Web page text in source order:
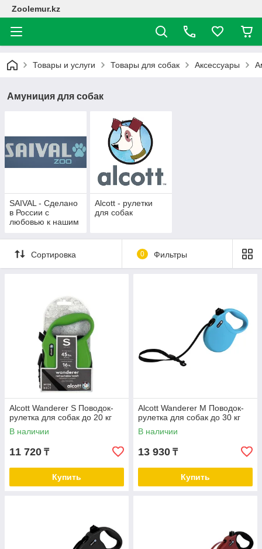
Zoolemur.kz
Товары и услуги Товары для собак Аксессуары
Амуниция для собак
SAIVAL - Сделано
в России с
любовью к нашим
Alcott - рулетки
для собак
Сортировка 0 Фильтры
Alcott Wanderer S Поводок-
рулетка для собак до 20 кг
В наличии
11 720 ₸
Купить
Alcott Wanderer М Поводок-
рулетка для собак до 30 кг
В наличии
13 930 ₸
Купить